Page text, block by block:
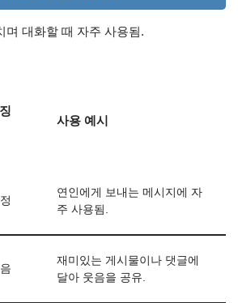
며 대화할 때 자주 사용됨.
사용 예시
연인에게 보내는 메시지에 자
주 사용됨.
재미있는 게시물이나 댓글에
달아 웃음을 공유.